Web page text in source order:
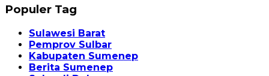
Populer Tag
Sulawesi Barat
Pemprov Sulbar
Kabupaten Sumenep
Berita Sumenep